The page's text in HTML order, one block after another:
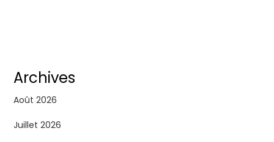
Archives
Août 2026
Juillet 2026